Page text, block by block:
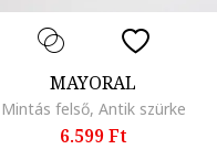
MAYORAL
Mintás felső, Antik szürke
6.599 Ft